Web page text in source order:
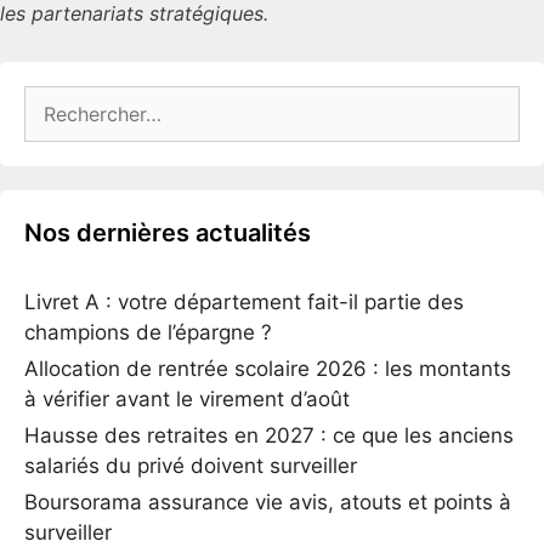
les partenariats stratégiques.
Nos dernières actualités
Livret A : votre département fait-il partie des
champions de l’épargne ?
Allocation de rentrée scolaire 2026 : les montants
à vérifier avant le virement d’août
Hausse des retraites en 2027 : ce que les anciens
salariés du privé doivent surveiller
Boursorama assurance vie avis, atouts et points à
surveiller